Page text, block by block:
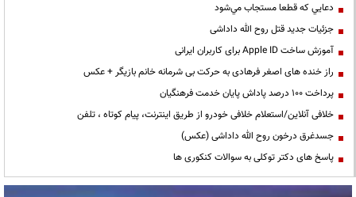
دعايي كه قطعا مستجاب مي‌شود
جزئیات جدید قتل روح الله داداشی
آموزش ساخت Apple ID برای کاربران ایرانی
راز خنده های اصغر فرهادی به حرکت بی شرمانه خانم بازیگر + عکس
پرداخت ۱۰۰ درصد پاداش پایان خدمت فرهنگیان
خلافی آنلاین/استعلام خلافی خودرو از طریق اینترنت، پیام کوتاه ، تلفن
جسدغرق درخون روح الله داداشی (عکس)
پاسخ های دکتر توکلی به سوالات کنکوری ها